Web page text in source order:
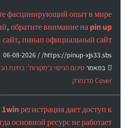
фасцинирующий опыт в мире
обратите внимание на pin up
пинап официальный сайт.
https://pinup-xjs33.sbs/ /
06-08-2026
במאמר
Cover מדנמרק
регистрация дает доступ к
основной ресурс не работает.